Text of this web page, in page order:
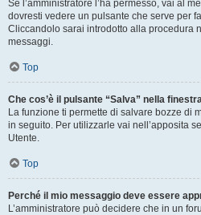
Se l’amministratore l’ha permesso, vai al
dovresti vedere un pulsante che serve per
Cliccandolo sarai introdotto alla procedura
messaggi.
Top
Che cos’è il pulsante “Salva” nella
La funzione ti permette di salvare bozze di
in seguito. Per utilizzarle vai nell’apposita
Utente.
Top
Perché il mio messaggio deve essere
L’amministratore può decidere che in un